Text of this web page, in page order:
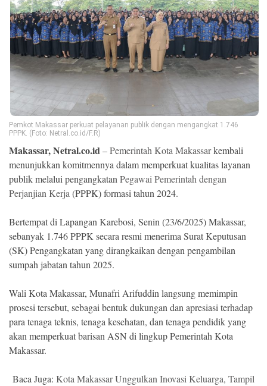
Ekonomi
Memori
©
NETRAL
All
Right
Reserved
Pemkot Makassar perkuat pelayanan publik dengan mengangkat 1.746
PPPK. (Foto: Netral.co.id/F.R)
Makassar, Netral.co.id–Pemerintah Kota Makassarkembali
menunjukkan komitmennya dalam memperkuat kualitas layanan
publik melalui pengangkatanPegawai Pemerintah dengan
Perjanjian Kerja(PPPK) formasi tahun 2024.
Bertempat di Lapangan Karebosi, Senin (23/6/2025) Makassar,
sebanyak 1.746 PPPK secara resmi menerima Surat Keputusan
(SK) Pengangkatan yang dirangkaikan dengan pengambilan
sumpah jabatan tahun 2025.
Wali Kota Makassar, Munafri Arifuddin langsung memimpin
prosesi tersebut, sebagai bentuk dukungan dan apresiasi terhadap
para tenaga teknis, tenaga kesehatan, dan tenaga pendidik yang
akan memperkuat barisan ASN di lingkup Pemerintah Kota
Makassar.
Baca Juga: Kota Makassar Unggulkan Inovasi Keluarga, Tampil